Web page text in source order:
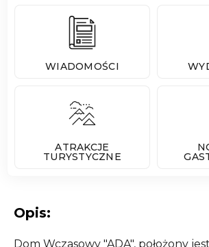
WIADOMOŚCI
ATRAKCJE
TURYSTYCZNE
Opis:
Dom Wczasowy "ADA", położony